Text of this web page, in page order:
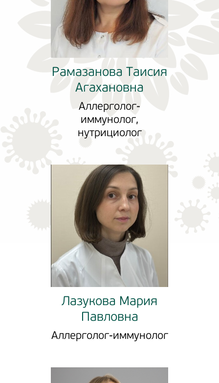
Рамазанова Таисия
Агахановна
Аллерголог-
иммунолог,
нутрициолог
Лазукова Мария
Павловна
Аллерголог-иммунолог